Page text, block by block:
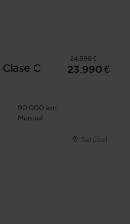
24.990 €
Clase C 23.990 €
90.000 km
Manual
Setúbal